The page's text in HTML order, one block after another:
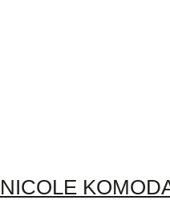
NICOLE